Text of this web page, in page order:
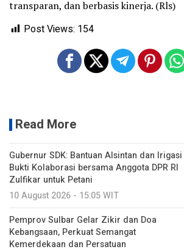
transparan, dan berbasis kinerja. (Rls)
Post Views: 154
Read More
Gubernur SDK: Bantuan Alsintan dan Irigasi
Bukti Kolaborasi bersama Anggota DPR RI
Zulfikar untuk Petani
10 August 2026 - 15:05 WIT
Pemprov Sulbar Gelar Zikir dan Doa
Kebangsaan, Perkuat Semangat
Kemerdekaan dan Persatuan